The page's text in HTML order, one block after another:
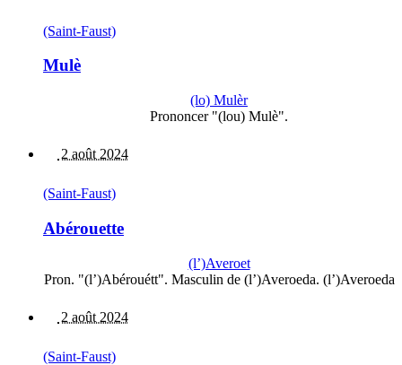
(Saint-Faust)
Mulè
(lo) Mulèr
Prononcer "(lou) Mulè".
2 août 2024
(Saint-Faust)
Abérouette
(l’)Averoet
Pron. "(l’)Abérouétt". Masculin de (l’)Averoeda. (l’)Averoeda
2 août 2024
(Saint-Faust)